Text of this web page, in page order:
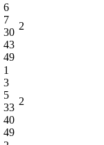
6
7
30
43
49
2
1
3
5
33
40
49
2